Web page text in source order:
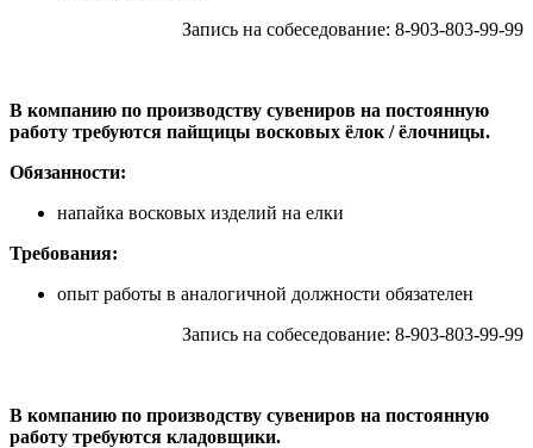
Запись на собеседование: 8-903-803-99-99
В компанию по производству сувениров на постоянную
работу требуются пайщицы восковых ёлок / ёлочницы.
Обязанности:
напайка восковых изделий на елки
Требования:
опыт работы в аналогичной должности обязателен
Запись на собеседование: 8-903-803-99-99
В компанию по производству сувениров на постоянную
работу требуются кладовщики.